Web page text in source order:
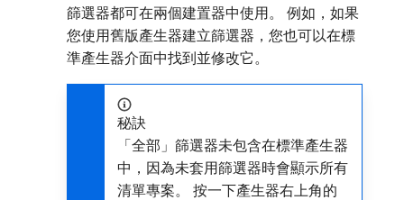
篩選器都可在兩個建置器中使用。 例如，如果
您使用舊版產生器建立篩選器，您也可以在標
準產生器介面中找到並修改它。
秘訣
「全部」篩選器未包含在標準產生器
中，因為未套用篩選器時會顯示所有
清單專案。 按一下產生器右上角的​